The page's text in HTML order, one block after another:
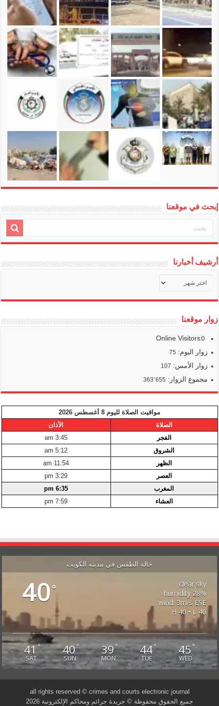
إبحث في موقعنا
أرشيف أخبارنا
أخبارنا
زوار موقعنا
Online Visitors:
0
زوار اليوم: 75
زوار الأمس: 107
مجموع الزوار: 363٬655
مواقيت الصلاة لليوم 8 أغسطس 2026
الصلاة
الأذان
الفجر
3:45 am
الشروق
5:12 am
الظهر
11:54 am
العصر
3:29 pm
المغرب
6:35 pm
العشاء
7:59 pm
حالة الطقس في مدينة الكويت
40°
clear sky
28% humidity
wind: 3m/s ESE
H 40 • L 40
41°
SAT
40°
SUN
39°
MON
44°
TUE
45°
WED
all rights reserved © crimes and courts electronic journal
جميع الحقوق محفوظة © جريدة جرائم ومحاكم الإلكترونية 2026